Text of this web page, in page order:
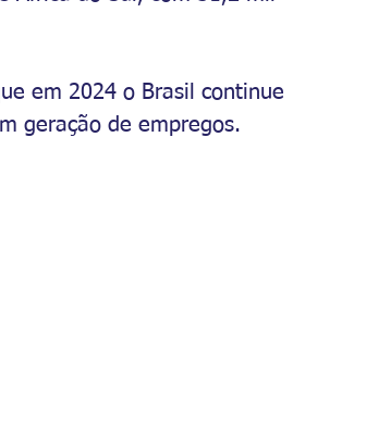
em 2024 o Brasil continue
geração de empregos.